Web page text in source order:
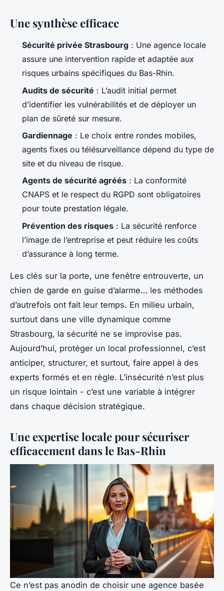
Une synthèse efficace
Sécurité privée Strasbourg : Une agence locale
assure une intervention rapide et adaptée aux
risques urbains spécifiques du Bas-Rhin.
Audits de sécurité : L’audit initial permet
d’identifier les vulnérabilités et de déployer un
plan de sûreté sur mesure.
Gardiennage : Le choix entre rondes mobiles,
agents fixes ou télésurveillance dépend du type de
site et du niveau de risque.
Agents de sécurité agréés : La conformité
CNAPS et le respect du RGPD sont obligatoires
pour toute prestation légale.
Prévention des risques : La sécurité renforce
l’image de l’entreprise et peut réduire les coûts
d’assurance à long terme.
Les clés sur la porte, une fenêtre entrouverte, un
chien de garde en guise d’alarme… les méthodes
d’autrefois ont fait leur temps. En milieu urbain,
surtout dans une ville dynamique comme
Strasbourg, la sécurité ne se improvise pas.
Aujourd’hui, protéger un local professionnel, c’est
anticiper, structurer, et surtout, faire appel à des
experts formés et en règle. L’insécurité n’est plus
un risque lointain - c’est une variable à intégrer
dans chaque décision stratégique.
Une expertise locale pour sécuriser
efficacement dans le Bas-Rhin
Ce n’est pas anodin de choisir une agence basée